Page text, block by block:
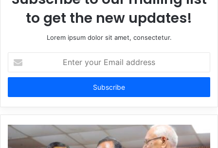
to get the new updates!
Lorem ipsum dolor sit amet, consectetur.
your
Email